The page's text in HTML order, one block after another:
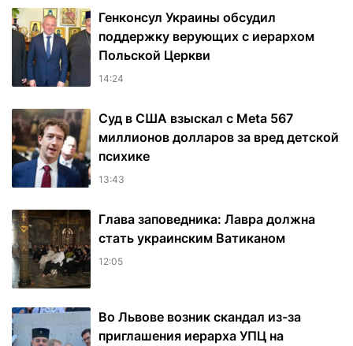
Генконсул Украины обсудил
поддержку верующих с иерархом
Польской Церкви
14:24
Суд в США взыскал с Meta 567
миллионов долларов за вред детской
психике
13:43
Глава заповедника: Лавра должна
стать украинским Ватиканом
12:05
Во Львове возник скандал из-за
приглашения иерарха УПЦ на